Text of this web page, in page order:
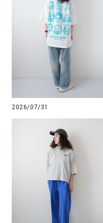
2026/07/31